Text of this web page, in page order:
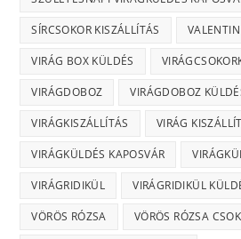
SÍRCSOKOR KISZÁLLÍTÁS
VIRÁG BOX KÜLDÉS
VIRÁGDOBOZ VIRÁGDOBOZ
VIRÁGKISZÁLLÍTÁS VIRÁG
VIRÁGKÜLDÉS KAPOSVÁR
VIRÁGRIDIKÜL VIRÁGRIDIKÜL
VÖRÖS RÓZSA VÖRÖS RÓZSA